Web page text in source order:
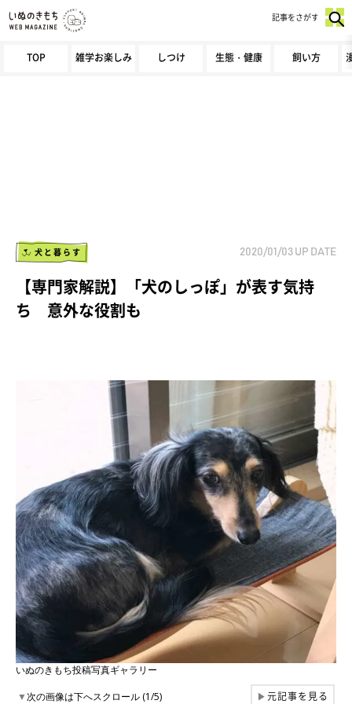
TOP 雑学お楽しみ しつけ 生態・健康 飼い方
記事をさがす
犬と暮らす 2020/01/03 UP DATE
【専門家解説】「犬のしっぽ」が表す気持
ち 意外な役割も
いぬのきもち投稿写真ギャラリー
▼次の画像は下へスクロール (1/5) ▶元記事を見る